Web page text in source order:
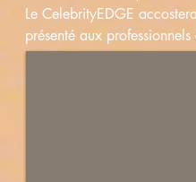
Le CelebrityEDGE
présenté aux